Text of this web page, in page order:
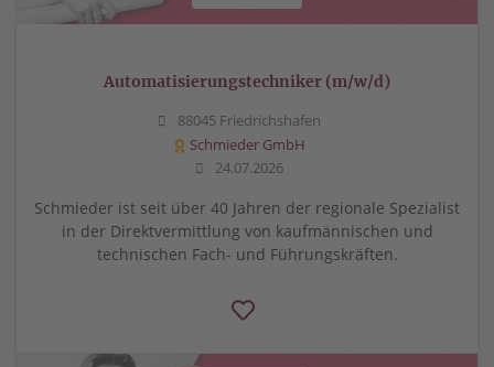
Automatisierungstechniker (m/w/d)
88045 Friedrichshafen
Schmieder GmbH
24.07.2026
Schmieder ist seit über 40 Jahren der regionale Spezialist
in der Direktvermittlung von kaufmännischen und
technischen Fach- und Führungskräften.